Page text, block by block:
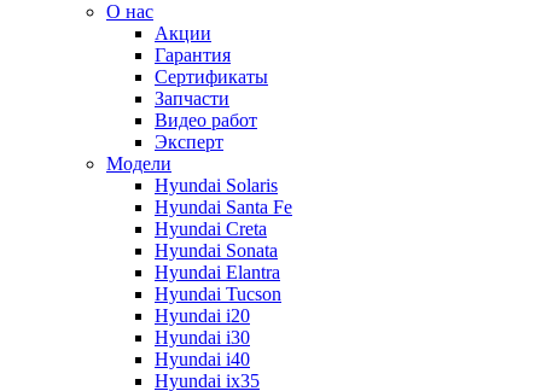
О нас
Акции
Гарантия
Сертификаты
Запчасти
Видео работ
Эксперт
Модели
Hyundai Solaris
Hyundai Santa Fe
Hyundai Creta
Hyundai Sonata
Hyundai Elantra
Hyundai Tucson
Hyundai i20
Hyundai i30
Hyundai i40
Hyundai ix35